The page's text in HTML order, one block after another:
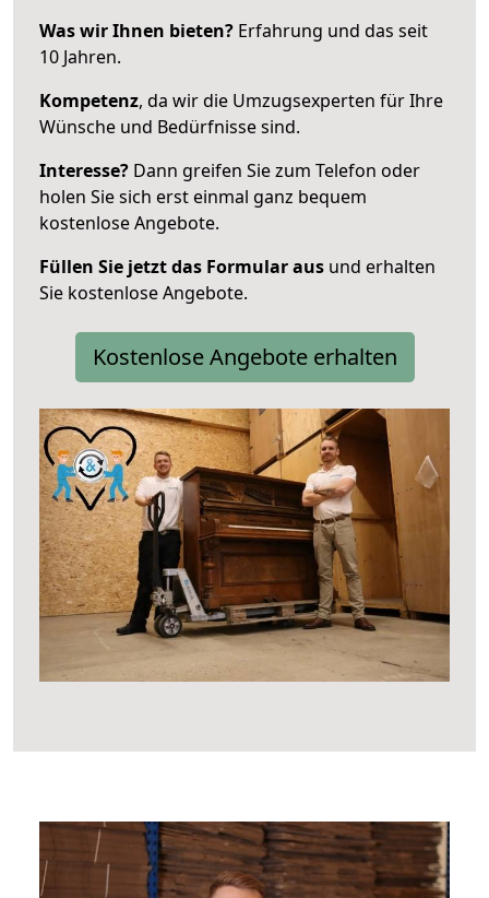
Was wir Ihnen bieten? Erfahrung und das seit
10 Jahren.
Kompetenz, da wir die Umzugsexperten für Ihre
Wünsche und Bedürfnisse sind.
Interesse? Dann greifen Sie zum Telefon oder
holen Sie sich erst einmal ganz bequem
kostenlose Angebote.
Füllen Sie jetzt das Formular aus und erhalten
Sie kostenlose Angebote.
Kostenlose Angebote erhalten